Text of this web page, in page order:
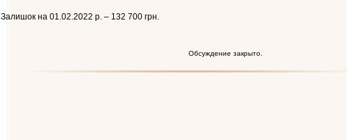
Залишок на 01.02.2022 р. – 132 700 грн.
Обсуждение закрыто.